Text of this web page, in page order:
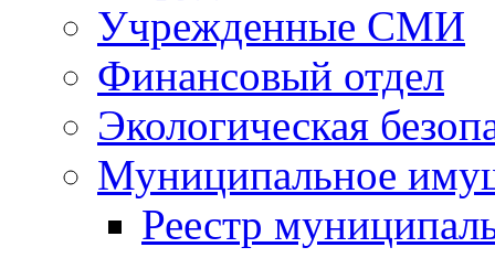
Учрежденные СМИ
Финансовый отдел
Экологическая
Муниципальное
Реестр